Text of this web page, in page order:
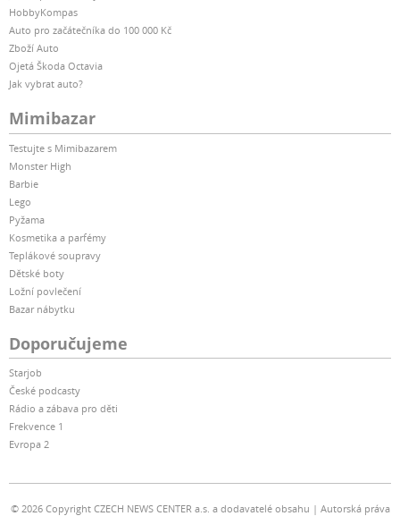
HobbyKompas
Auto pro začátečníka do 100 000 Kč
Zboží Auto
Ojetá Škoda Octavia
Jak vybrat auto?
Mimibazar
Testujte s Mimibazarem
Monster High
Barbie
Lego
Pyžama
Kosmetika a parfémy
Teplákové soupravy
Dětské boty
Ložní povlečení
Bazar nábytku
Doporučujeme
Starjob
České podcasty
Rádio a zábava pro děti
Frekvence 1
Evropa 2
© 2026 Copyright CZECH NEWS CENTER a.s. a dodavatelé obsahu Autorská práva